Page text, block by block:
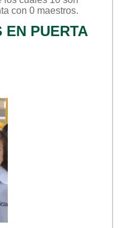
con 0 maestros.
EN PUERTA